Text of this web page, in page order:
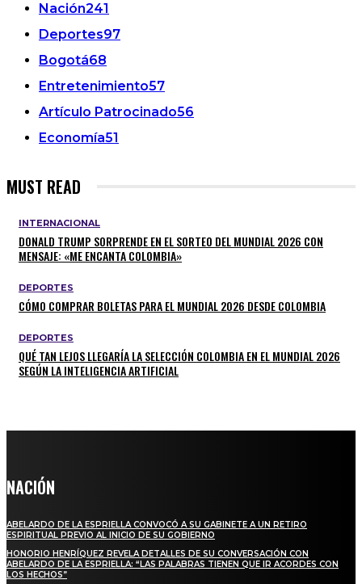
Nación241
Deportes97
Bogotá68
Entretenimiento57
Artículo Patrocinado56
Economía51
MUST READ
INTERNACIONAL
DONALD TRUMP SORPRENDE EN EL SORTEO DEL MUNDIAL 2026 CON
MENSAJE: «ME ENCANTA COLOMBIA»
DEPORTES
CÓMO COMPRAR BOLETAS PARA EL MUNDIAL 2026 DESDE COLOMBIA
DEPORTES
QUÉ TAN LEJOS LLEGARÍA LA SELECCIÓN COLOMBIA EN EL MUNDIAL 2026
SEGÚN LA INTELIGENCIA ARTIFICIAL
NACIÓN
ABELARDO DE LA ESPRIELLA CONVOCÓ A SU GABINETE A UN RETIRO
ESPIRITUAL PREVIO AL INICIO DE SU GOBIERNO
HONORIO HENRÍQUEZ REVELA DETALLES DE SU CONVERSACIÓN CON
ABELARDO DE LA ESPRIELLA: “LAS PALABRAS TIENEN QUE IR ACORDES CON
LOS HECHOS”